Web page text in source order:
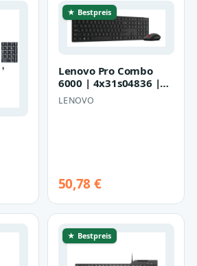
|
★ Bestpreis
Lenovo Pro Combo
6000 | 4x31s04836 |
Tastatur-und-Maus-Set
LENOVO
50,78 €
★ Bestpreis